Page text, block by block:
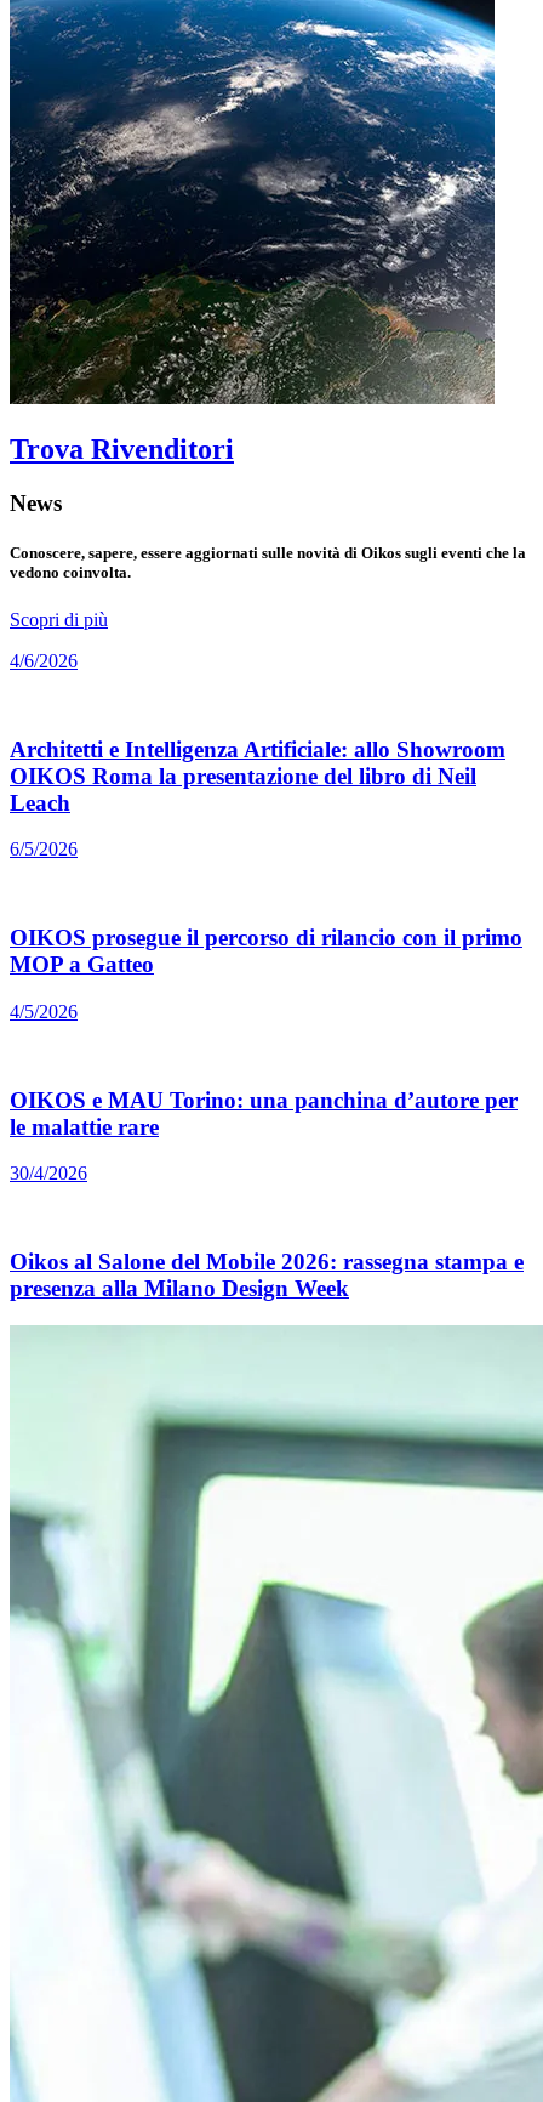
Trova Rivenditori
News
Conoscere, sapere, essere aggiornati sulle novità di Oikos sugli eventi che la
vedono coinvolta.
Scopri di più
4/6/2026
Architetti e Intelligenza Artificiale: allo Showroom
OIKOS Roma la presentazione del libro di Neil
Leach
6/5/2026
OIKOS prosegue il percorso di rilancio con il primo
MOP a Gatteo
4/5/2026
OIKOS e MAU Torino: una panchina d’autore per
le malattie rare
30/4/2026
Oikos al Salone del Mobile 2026: rassegna stampa e
presenza alla Milano Design Week